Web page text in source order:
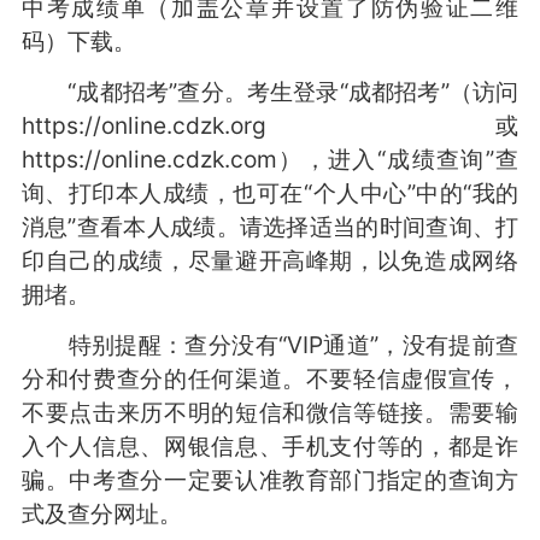
中考成绩单（加盖公章并设置了防伪验证二维
码）下载。
“成都招考”查分。考生登录“成都招考”（访问
https://online.cdzk.org或
https://online.cdzk.com），进入“成绩查询”查
询、打印本人成绩，也可在“个人中心”中的“我的
消息”查看本人成绩。请选择适当的时间查询、打
印自己的成绩，尽量避开高峰期，以免造成网络
拥堵。
特别提醒：查分没有“VIP通道”，没有提前查
分和付费查分的任何渠道。不要轻信虚假宣传，
不要点击来历不明的短信和微信等链接。需要输
入个人信息、网银信息、手机支付等的，都是诈
骗。中考查分一定要认准教育部门指定的查询方
式及查分网址。